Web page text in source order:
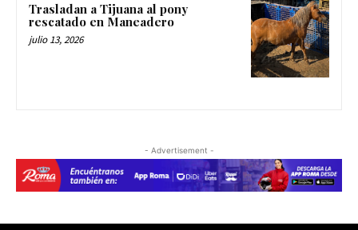
Trasladan a Tijuana al pony
rescatado en Maneadero
julio 13, 2026
- Advertisement -